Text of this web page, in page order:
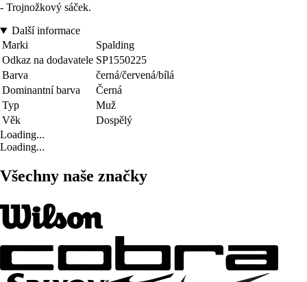
- Trojnožkový sáček.
Další informace
Marki
Spalding
Odkaz na dodavatele SP1550225
Barva
černá/červená/bílá
Dominantní barva
Černá
Typ
Muž
Věk
Dospělý
Loading...
Loading...
Všechny naše značky